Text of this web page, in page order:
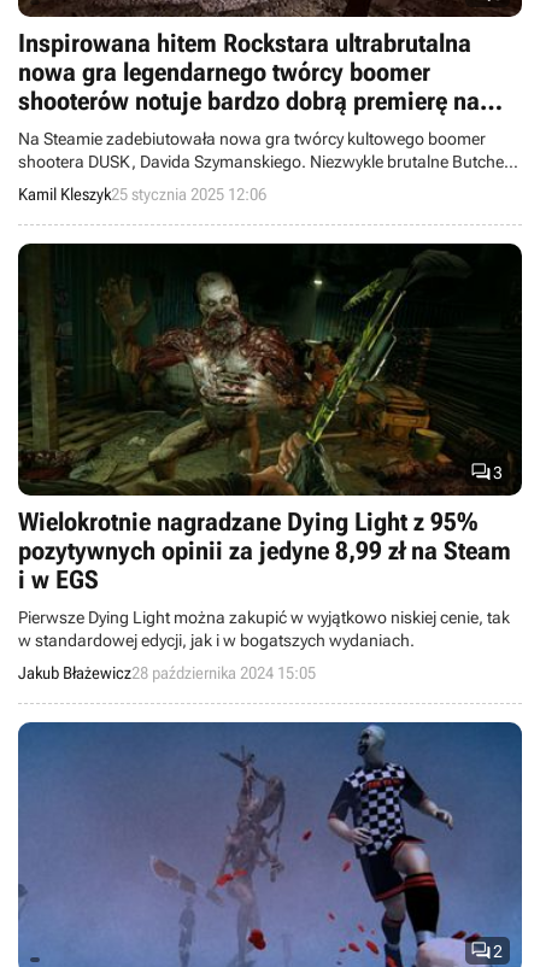
Inspirowana hitem Rockstara ultrabrutalna
nowa gra legendarnego twórcy boomer
shooterów notuje bardzo dobrą premierę na
Steam. Butcher’s Creek ocenisz za darmo
Na Steamie zadebiutowała nowa gra twórcy kultowego boomer
shootera DUSK, Davida Szymanskiego. Niezwykle brutalne Butcher’s
Creek spotkało się z bardzo pozytywnym przyjęciem ze strony
Kamil Kleszyk25 stycznia 2025 12:06
3
Wielokrotnie nagradzane Dying Light z 95%
pozytywnych opinii za jedyne 8,99 zł na Steam
i w EGS
Pierwsze Dying Light można zakupić w wyjątkowo niskiej cenie, tak
w standardowej edycji, jak i w bogatszych wydaniach.
Jakub Błażewicz28 października 2024 15:05
2